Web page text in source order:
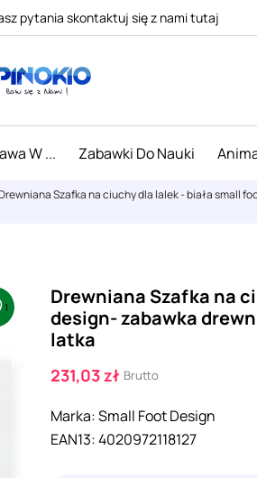
pytania skontaktuj się z nami tutaj
W ... Zabawki Do Nauki
Szafka na ciuchy dla lalek - biała small
1
Drewniana Szafka na
design- zabawka
latka
231,03 zł Brutto
Marka:Small Foot Design
EAN13:4020972118127